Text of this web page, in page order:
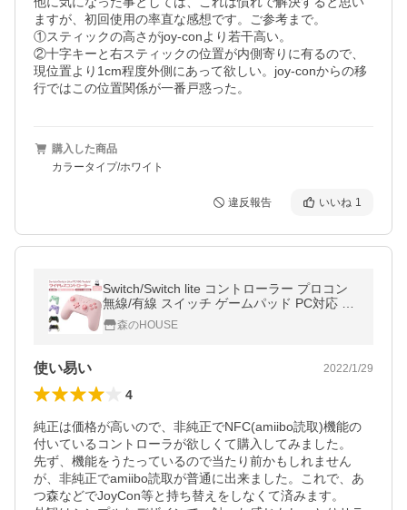
ますが、初回使用の率直な感想です。ご参考まで。
①スティックの高さがjoy-conより若干高い。
②十字キーと右スティックの位置が内側寄りに有るので、
現位置より1cm程度外側にあって欲しい。joy-conからの移
行ではこの位置関係が一番戸惑った。
購入した商品
カラータイプ/ホワイト
違反報告 いいね 1
Switch/Switch lite コントローラー プロコン
無線/有線 スイッチ ゲームパッド PC対応 6
軸 ジャイロセンサー ゲーム用品 switch pro
プレゼント
森のHOUSE
使い易い 2022/1/29
4
純正は価格が高いので、非純正でNFC(amiibo読取)機能の
付いているコントローラが欲しくて購入してみました。
先ず、機能をうたっているので当たり前かもしれません
が、非純正でamiibo読取が普通に出来ました。これで、あ
つ森などでJoyCon等と持ち替えをしなくて済みます。